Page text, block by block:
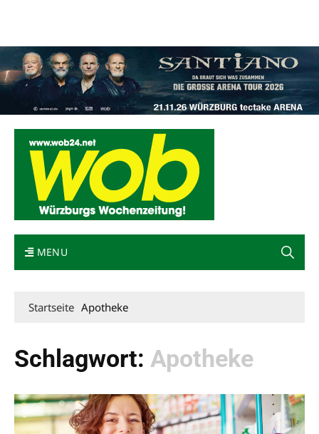
MENU
Startseite Apotheke
Schlagwort: Apotheke